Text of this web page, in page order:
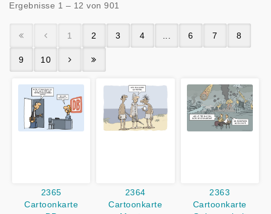
Ergebnisse 1 – 12 von 901
1 2 3 4 6 7 8
9 10
2365
Cartoonkarte
2364
Cartoonkarte
2363
Cartoonkarte